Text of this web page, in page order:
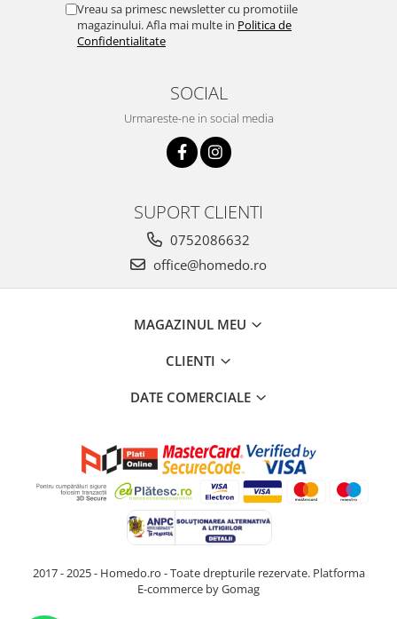
Vreau sa primesc newsletter cu promotiile
magazinului. Afla mai multe in Politica de
Confidentialitate
SOCIAL
Urmareste-ne in social media
SUPORT CLIENTI
0752086632
office@homedo.ro
MAGAZINUL MEU
CLIENTI
DATE COMERCIALE
2017 - 2025 - Homedo.ro - Toate drepturile rezervate. Platforma
E-commerce by Gomag